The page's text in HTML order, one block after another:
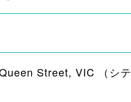
Street, VIC （シテ